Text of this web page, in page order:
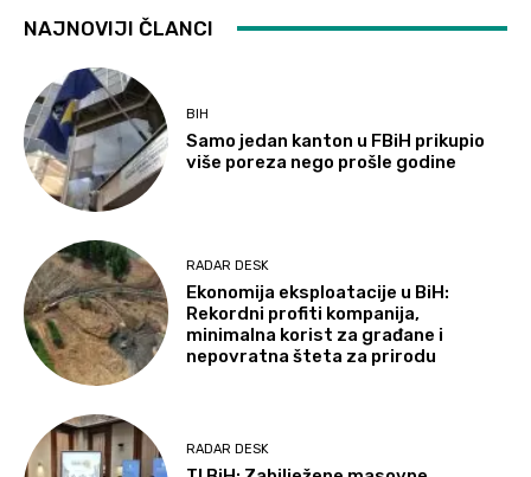
NAJNOVIJI ČLANCI
BIH
Samo jedan kanton u FBiH prikupio
više poreza nego prošle godine
RADAR DESK
Ekonomija eksploatacije u BiH:
Rekordni profiti kompanija,
minimalna korist za građane i
nepovratna šteta za prirodu
RADAR DESK